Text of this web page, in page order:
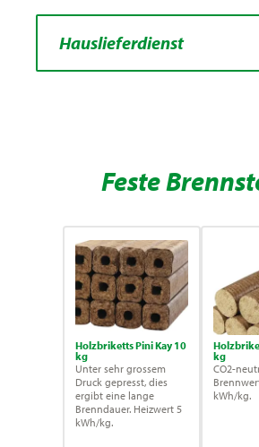
Hauslieferdienst
Feste
Holzbriketts Pini Kay 10
kg
Unter sehr grossem
Druck gepresst, dies
ergibt eine lange
Brenndauer. Heizwert 5
kWh/kg.
kg
CO2-
kWh/kg.